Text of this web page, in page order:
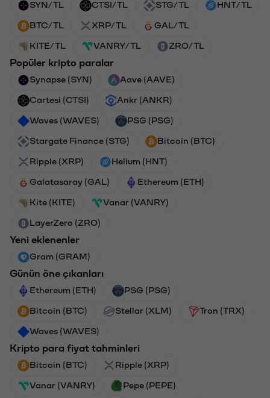
SYN/TL CTSI/TL STG/TL HNT/TL
BTC/TL XRP/TL GAL/TL
KITE/TL VANRY/TL ZRO/TL
Popüler kripto paralar
Synapse (SYN) Aave (AAVE)
Cartesi (CTSI) Ankr (ANKR)
Waves (WAVES) PSG (PSG)
Stargate Finance (STG) Bitcoin (BTC)
Ripple (XRP) Helium (HNT)
Galatasaray (GAL) Ethereum (ETH)
Kite (KITE) Vanar (VANRY)
LayerZero (ZRO)
Yeni eklenenler
Gram (GRAM)
Günün öne çıkanları
Ethereum (ETH) PSG (PSG)
Bitcoin (BTC) Stellar (XLM) Tron (TRX)
Waves (WAVES)
Kripto para fiyat tahminleri
Bitcoin (BTC) Ripple (XRP)
Vanar (VANRY) Pepe (PEPE)